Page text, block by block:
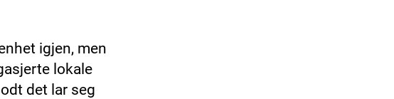
igjen, men
lokale
det lar seg